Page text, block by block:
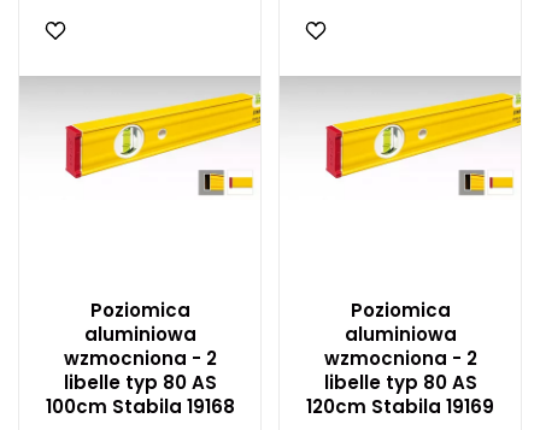
Poziomica
aluminiowa
wzmocniona - 2
libelle typ 80 AS
100cm Stabila 19168
Poziomica
aluminiowa
wzmocniona - 2
libelle typ 80 AS
120cm Stabila 19169